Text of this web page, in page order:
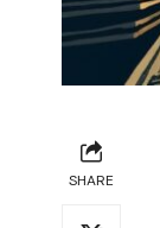
SHARE